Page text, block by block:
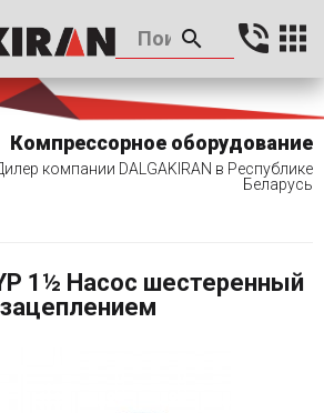
Компрессорное оборудование
компании DALGAKIRAN в Республике
Беларусь
1½ Насос шестеренный